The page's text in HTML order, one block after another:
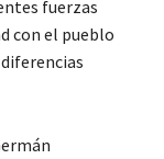
fuerzas
con el pueblo